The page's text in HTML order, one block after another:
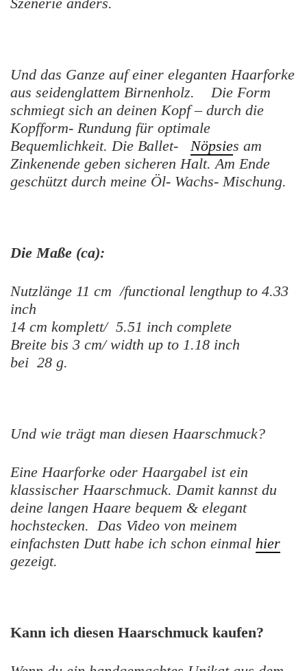
Und das Ganze auf einer eleganten Haarforke
aus seidenglattem Birnenholz. Die Form
schmiegt sich an deinen Kopf – durch die
Kopfform- Rundung für optimale
Bequemlichkeit. Die Ballet- Nöpsies am
Zinkenende geben sicheren Halt. Am Ende
geschützt durch meine Öl- Wachs- Mischung.
Die Maße (ca):
Nutzlänge 11 cm /functional lengthup to 4.33
inch
14 cm komplett/ 5.51 inch complete
Breite bis 3 cm/ width up to 1.18 inch
bei 28 g.
Und wie trägt man diesen Haarschmuck?
Eine Haarforke oder Haargabel ist ein
klassischer Haarschmuck. Damit kannst du
deine langen Haare bequem & elegant
hochstecken. Das Video von meinem
einfachsten Dutt habe ich schon einmal hier
gezeigt.
Kann ich diesen Haarschmuck kaufen?